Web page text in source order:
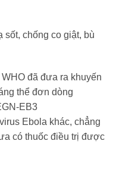
sốt, chống co giật, bù
WHO đã đưa ra khuyến
thể đơn dòng
EB3
Ebola khác, chẳng
có thuốc điều trị được